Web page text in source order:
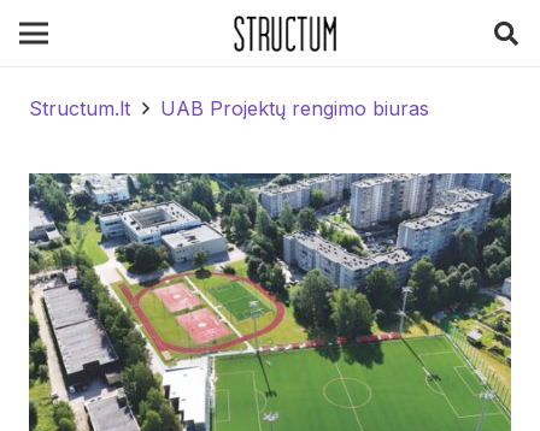
Structum.lt UAB Projektų rengimo biuras